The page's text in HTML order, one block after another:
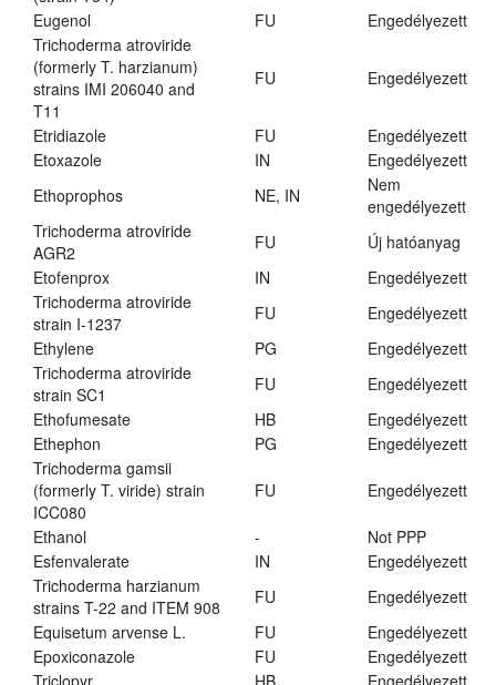
Eugenol
FU
Engedélyezett
Trichoderma atroviride
(formerly T. harzianum)
strains IMI 206040 and
T11
FU Engedélyezett
Etridiazole FU
Engedélyezett
Etoxazole
IN
Engedélyezett
Ethoprophos
NE, IN
Nem
engedélyezett
Trichoderma atroviride
AGR2
FU
Új hatóanyag
Etofenprox
IN
Engedélyezett
Trichoderma atroviride
strain I-1237
FU
Engedélyezett
Ethylene
PG
Engedélyezett
Trichoderma atroviride
strain SC1
FU
Engedélyezett
Ethofumesate
HB
Engedélyezett
Ethephon
PG
Engedélyezett
Trichoderma gamsii
(formerly T. viride) strain
ICC080
FU Engedélyezett
Ethanol -
Not PPP
Esfenvalerate
IN
Engedélyezett
Trichoderma harzianum
strains T-22 and ITEM 908
FU
Engedélyezett
Equisetum arvense L.
FU
Engedélyezett
Epoxiconazole
FU
Engedélyezett